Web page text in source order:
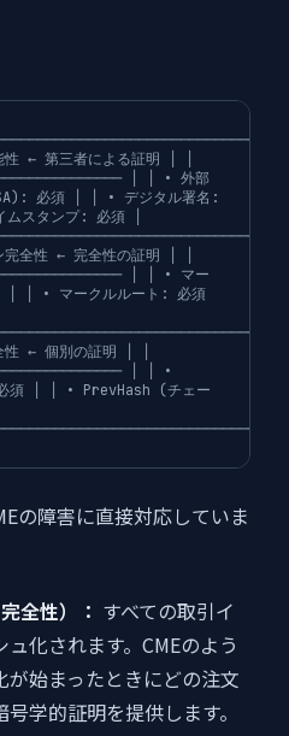
性 ← 第三者による証明 │ │
│ │ • 外部
必須 │ │ • デジタル署名:
スタンプ: 必須 │
完全性 ← 完全性の証明 │ │
│ │ • マー
│ • マークルルート: 必須
性 ← 個別の証明 │ │
│ │ •
須 │ │ • PrevHash (チェー
の障害に直接対応していま
全性）： すべての取引イ
化されます。CMEのよう
始まったときにどの注文
学的証明を提供します。